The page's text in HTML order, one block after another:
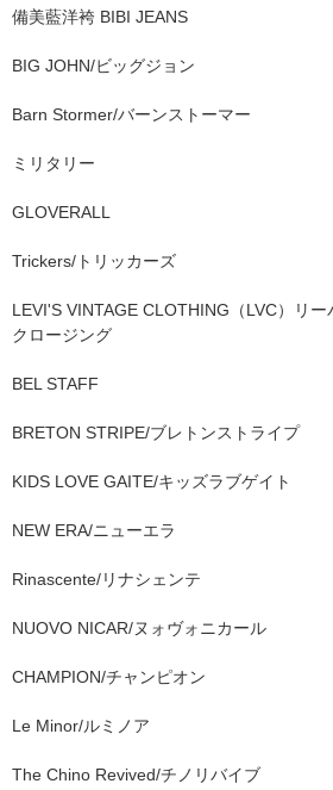
備美藍洋袴 BIBI JEANS
BIG JOHN/ビッグジョン
Barn Stormer/バーンストーマー
ミリタリー
GLOVERALL
Trickers/トリッカーズ
LEVI'S VINTAGE CLOTHING（LVC）リ
クロージング
BEL STAFF
BRETON STRIPE/ブレトンストライプ
KIDS LOVE GAITE/キッズラブゲイト
NEW ERA/ニューエラ
Rinascente/リナシェンテ
NUOVO NICAR/ヌォヴォニカール
CHAMPION/チャンピオン
Le Minor/ルミノア
The Chino Revived/チノリバイブ